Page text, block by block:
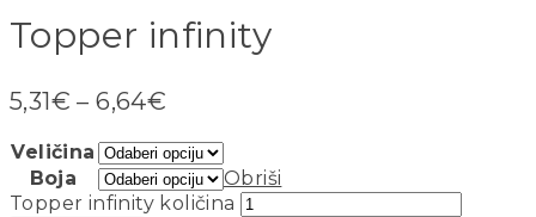
Topper infinity
5,31€ –6,64€
Veličina
Boja
Obriši
Topper infinity količina